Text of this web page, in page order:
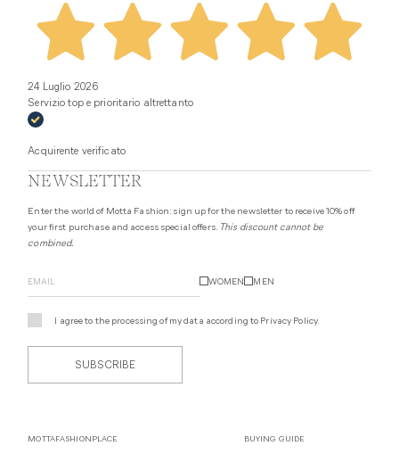
24 Luglio 2026
Servizio top e prioritario altrettanto
Acquirente verificato
NEWSLETTER
Enter the world of Motta Fashion: sign up for the newsletter to receive 10% off
your first purchase and access special offers. This discount cannot be
combined.
WOMEN MEN
I agree to the processing of my data according to Privacy Policy.
SUBSCRIBE
MOTTAFASHIONPLACE BUYING GUIDE